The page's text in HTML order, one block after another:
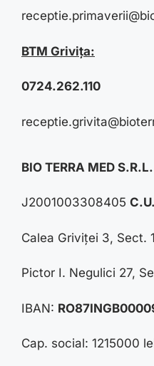
BTM Grivița:
0724.262.110
BIO TERRA MED S.R.L.
J2001003308405
Calea Griviței 3, Sect.
Pictor I. Negulici 27,
IBAN:
Cap. social: 1215000